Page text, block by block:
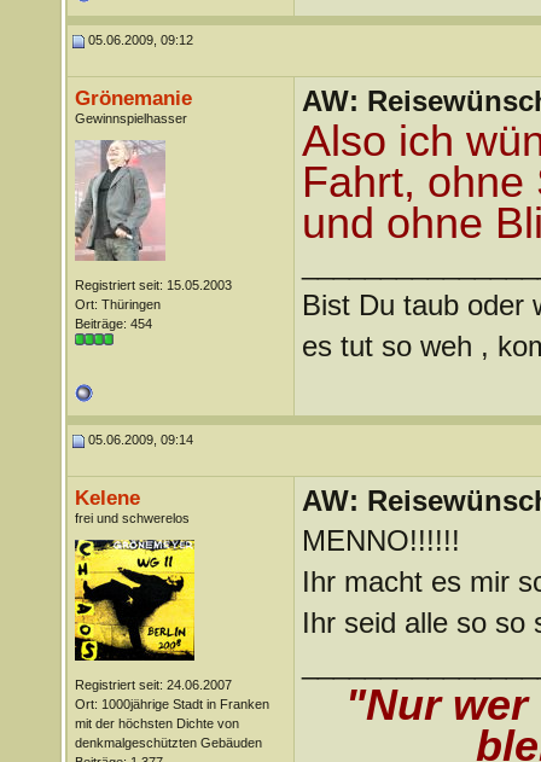
05.06.2009, 09:12
Grönemanie
Gewinnspielhasser
Registriert seit: 15.05.2003
Ort: Thüringen
Beiträge: 454
AW:
Also ich
Fahrt, ohne
und ohne
Bist Du taub oder
es tut so weh ,
05.06.2009, 09:14
Kelene
frei und schwerelos
Registriert seit: 24.06.2007
Ort: 1000jährige Stadt in Franken
mit der höchsten Dichte von
denkmalgeschützten Gebäuden
AW:
MENNO!!!!!!
Ihr macht es mir
Ihr seid alle so so
"Nur